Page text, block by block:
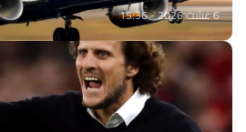
6 غشت 2026 - 15:36